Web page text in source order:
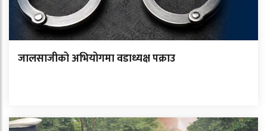
जालसाजीको अभियोगमा वडाध्यक्ष पक्राउ